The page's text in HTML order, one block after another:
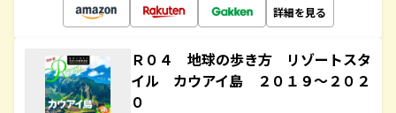
詳細を見る
Ｒ０４ 地球の歩き方 リゾートスタ
イル カウアイ島 ２０１９～２０２
０